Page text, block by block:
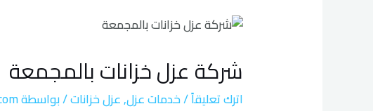
شركة عزل خزانات بالمجمعة
اترك تعليقاً/خدمات عزل,عزل خزانات/ بواسطة